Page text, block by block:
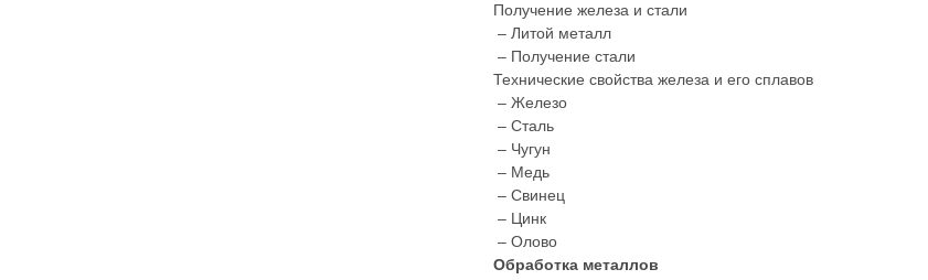
Получение железа и стали
– Литой металл
– Получение стали
Технические свойства железа и его сплавов
– Железо
– Сталь
– Чугун
– Медь
– Свинец
– Цинк
– Олово
Обработка металлов